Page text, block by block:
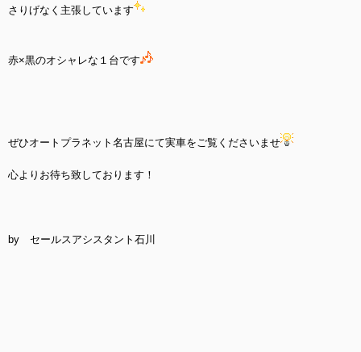
さりげなく主張しています
赤×黒のオシャレな１台です
ぜひオートプラネット名古屋にて実車をご覧くださいませ
心よりお待ち致しております！
by セールスアシスタント石川